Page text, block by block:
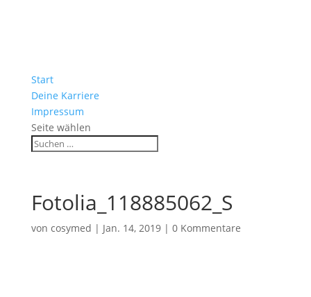
Start
Deine Karriere
Impressum
Seite wählen
Fotolia_118885062_S
von cosymed | Jan. 14, 2019| 0 Kommentare